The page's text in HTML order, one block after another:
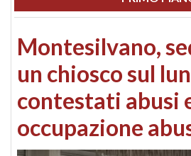
Montesilvano,
un chiosco sul
contestati abusi
occupazione